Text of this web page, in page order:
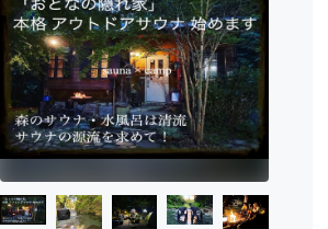
テクノロジー・ガジェット
映像・映画
ビジネス・起業
まちづくり・地域活性化